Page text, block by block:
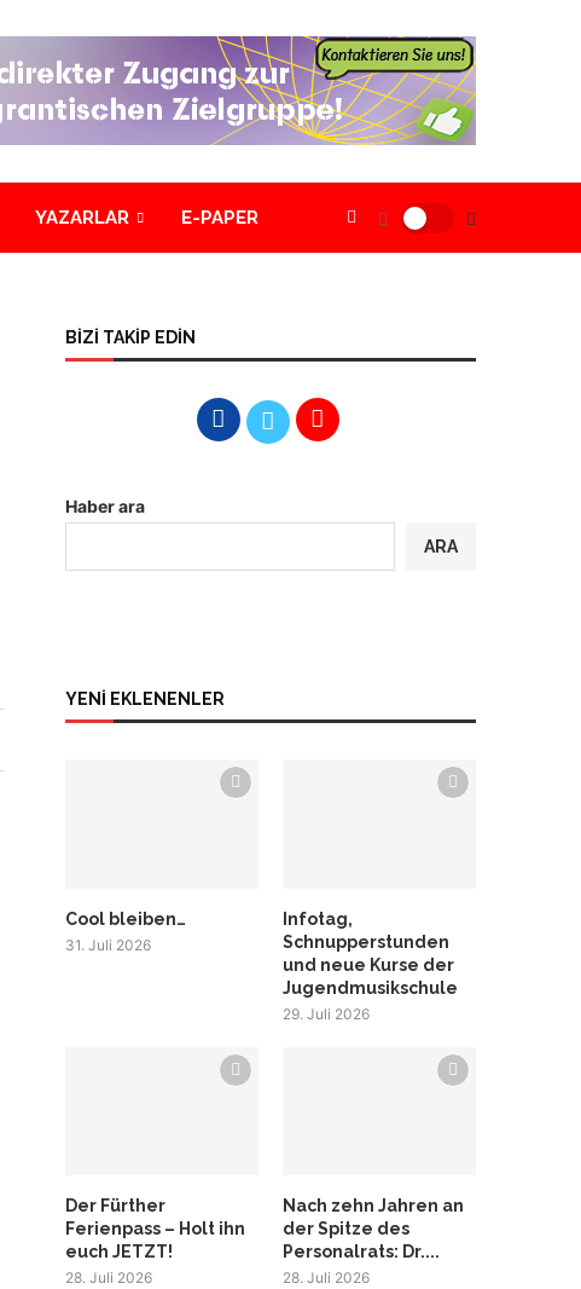
YAZARLAR E-PAPER
BİZİ TAKİP EDİN
Haber ara
ARA
YENİ EKLENENLER
Cool bleiben…
31. Juli 2026
Infotag,
Schnupperstunden
und neue Kurse der
Jugendmusikschule
29. Juli 2026
Der Fürther
Ferienpass – Holt ihn
euch JETZT!
28. Juli 2026
Nach zehn Jahren an
der Spitze des
Personalrats: Dr....
28. Juli 2026